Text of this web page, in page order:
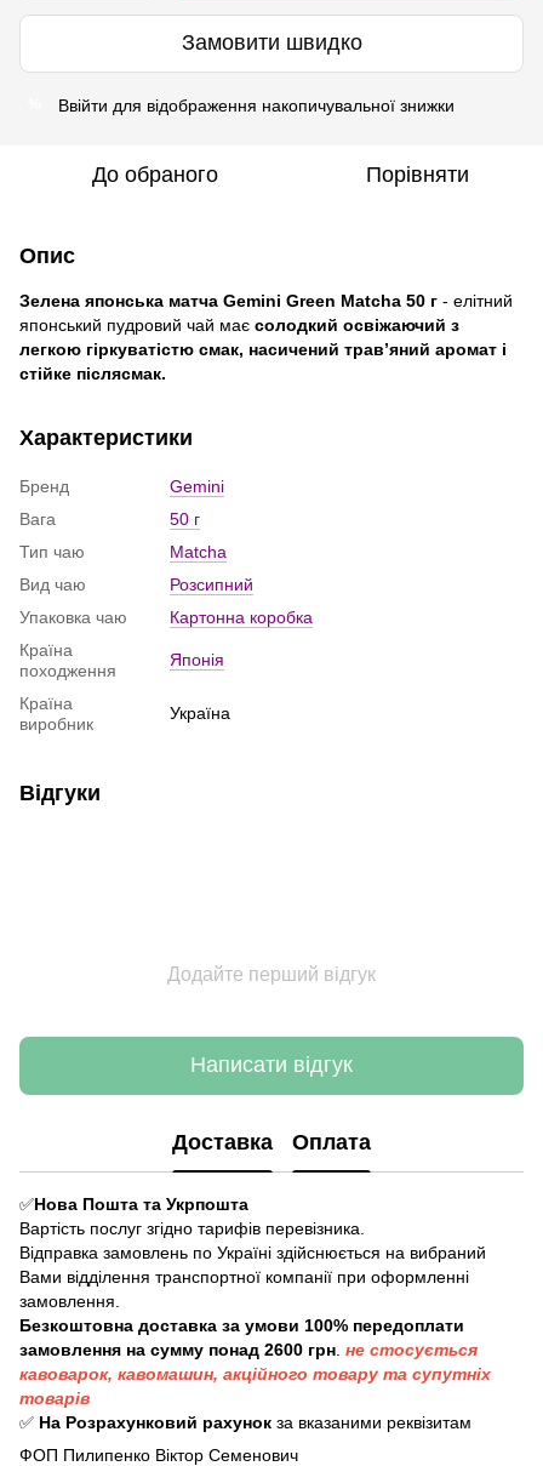
Замовити швидко
Ввійти для відображення накопичувальної знижки
До обраного Порівняти
Опис
Зелена японська матча Gemini Green Matcha 50 г - елітний
японський пудровий чай має солодкий освіжаючий з
легкою гіркуватістю смак, насичений трав’яний аромат і
стійке післясмак.
Характеристики
Бренд
Gemini
Вага
50 г
Тип чаю
Matcha
Вид чаю
Розсипний
Упаковка чаю
Картонна коробка
Країна
походження
Японія
Країна
виробник
Україна
Відгуки
Додайте перший відгук
Написати відгук
Доставка Оплата
✅Нова Пошта та Укрпошта
Вартість послуг згідно тарифів перевізника.
Відправка замовлень по Україні здійснюється на вибраний
Вами відділення транспортної компанії при оформленні
замовлення.
Безкоштовна доставка за умови 100% передоплати
замовлення на сумму понад 2600 грн не стосується
кавоварок, кавомашин, акційного товару та супутніх
товарів
✅ На Розрахунковий рахунок за вказаними реквізитам
ФОП Пилипенко Віктор Семенович